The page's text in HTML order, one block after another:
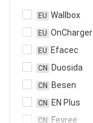
EU Wallbox
EU OnCharger
EU Efacec
CN Duosida
CN Besen
CN EN Plus
CN Feyree